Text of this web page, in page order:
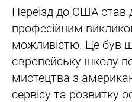
Переїзд до США став
професійним
можливістю. Це був
європейську школу
мистецтва з
сервісу та розвитку